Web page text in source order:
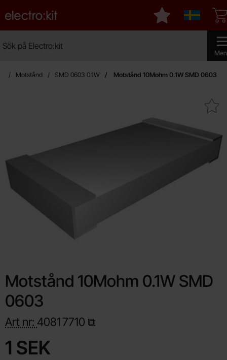
Startsidan för Electro:kit
Sverige
Mina favoriter
Motstånd SMD 0603 0.1W Motstånd 10Mohm 0.1W SMD 0603
Makera motstånd 10Mohm
Motstånd 10Mohm 0.1W SMD
0603
Art nr: 40817710
pris
1 SEK